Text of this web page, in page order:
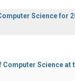
Science for
Computer Science